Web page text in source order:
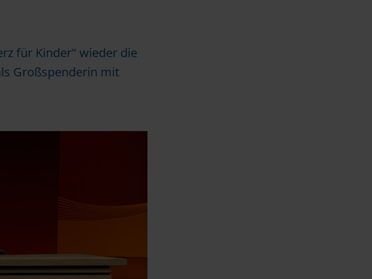
für Kinder" wieder die
Großspenderin mit